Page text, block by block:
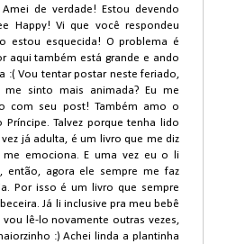
de verdade! Estou devendo
Happy! Vi que você respondeu
estou esquecida! O problema é
aqui também está grande e ando
:( Vou tentar postar neste feriado,
me sinto mais animada? Eu me
com seu post! Também amo o
Príncipe. Talvez porque tenha lido
já adulta, é um livro que me diz
emociona. E uma vez eu o li
então, agora ele sempre me faz
Por isso é um livro que sempre
Já li inclusive pra meu bebê
vou lê-lo novamente outras vezes,
:) Achei linda a plantinha